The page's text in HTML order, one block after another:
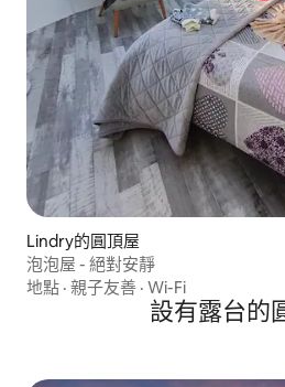
Lindry的圓頂屋
泡泡屋 - 絕對安靜
地點 · 親子友善 · Wi-Fi
設有露台的